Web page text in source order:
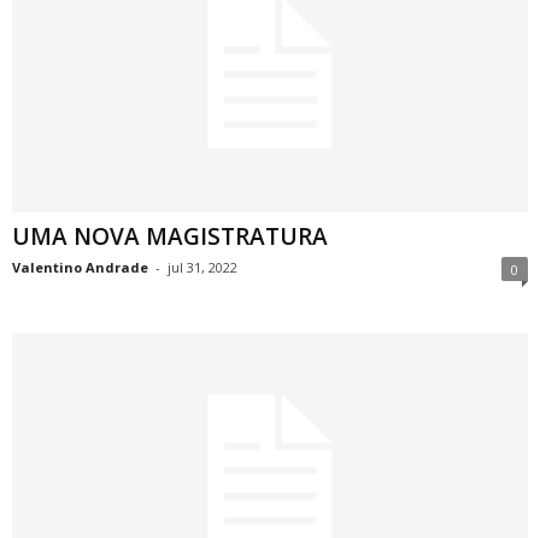
UMA NOVA MAGISTRATURA
Valentino Andrade - jul 31, 2022 0